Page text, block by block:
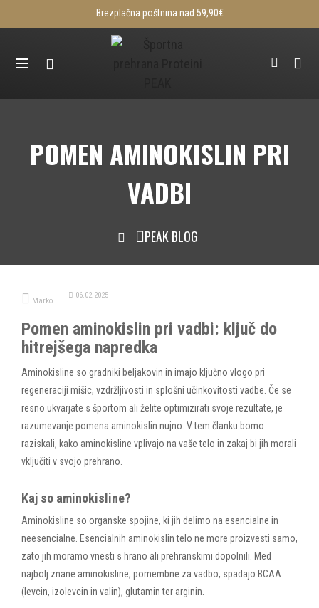
Brezplačna poštnina nad 59,90€
POMEN AMINOKISLIN PRI
VADBI
PEAK BLOG
Marko
06.02.2025
Pomen aminokislin pri vadbi: ključ do
hitrejšega napredka
Aminokisline so gradniki beljakovin in imajo ključno vlogo pri
regeneraciji mišic, vzdržljivosti in splošni učinkovitosti vadbe. Če se
resno ukvarjate s športom ali želite optimizirati svoje rezultate, je
razumevanje pomena aminokislin nujno. V tem članku bomo
raziskali, kako aminokisline vplivajo na vaše telo in zakaj bi jih morali
vključiti v svojo prehrano.
Kaj so aminokisline?
Aminokisline so organske spojine, ki jih delimo na esencialne in
neesencialne. Esencialnih aminokislin telo ne more proizvesti samo,
zato jih moramo vnesti s hrano ali prehranskimi dopolnili. Med
najbolj znane aminokisline, pomembne za vadbo, spadajo BCAA
(levcin, izolevcin in valin), glutamin ter arginin.